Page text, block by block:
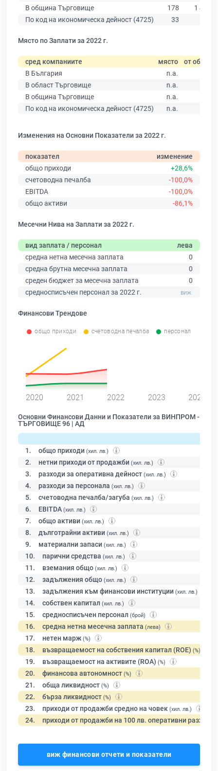
В община Търговище
178
1 433
По код на икономическа дейност (4725)
33
Място по Заплати за 2022 г.
сред компаниите място от общо
В България
n.a.
В област Търговище
n.a.
В община Търговище
n.a.
По код на икономическа дейност (4725)
n.a.
Изменения на Основни Показатели за 2022 г.
показател
изменение
общо приходи
+28,6%
счетоводна печалба
-100,0%
EBITDA
-100,0%
общо активи
-86,1%
Месечни Нива на Заплати за 2022 г.
вид заплата / персонал
лева
средна нетна месечна заплата
0
средна брутна месечна заплата
0
среден бюджет за месечна заплата
0
средносписъчен персонал за 2022 г.
Финансови Трендове
общо приходи счетоводна печалба персонал
2020 2021 2022 2023 2024
Основни Финансови Данни и Показатели за ВИНПРОМ -
ТЪРГОВИЩЕ 96 | АД
1. общо приходи (хил. лв.)
2. нетни приходи от продажби (хил. лв.)
3. разходи за оперативна дейност (хил. лв.)
4. разходи за персонала (хил. лв.)
5. счетоводна печалба/загуба (хил. лв.)
6. EBITDA (хил. лв.)
7. общо активи (хил. лв.)
8. дълготрайни активи (хил. лв.)
9. материални запаси (хил. лв.)
10. парични средства (хил. лв.)
11. вземания общо (хил. лв.)
12. задължения общо (хил. лв.)
13. задължения към финансови институции (хил. лв.)
14. собствен капитал (хил. лв.)
15. средносписъчен персонал (брой)
16. средна нетна месечна заплата (лева)
17. нетен марж (%)
18. възвращаемост на собствения капитал (ROE) (%)
19. възвращаемост на активите (ROA) (%)
20. финансова автономност (%)
21. обща ликвидност (%)
22. бърза ликвидност (%)
23. приходи от продажби средно на човек (хил. лв.)
24. приходи от продажби на 100 лв. оперативни разходи
виж финансови отчети и показатели